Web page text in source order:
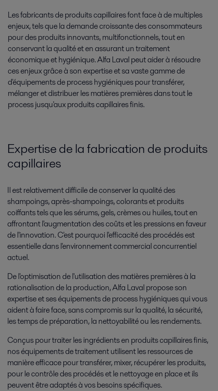
Les fabricants de produits capillaires font face à de multiples
enjeux, tels que la demande croissante des consommateurs
pour des produits innovants, multifonctionnels, tout en
conservant la qualité et en assurant un traitement
économique et hygiénique. Alfa Laval peut aider à résoudre
ces enjeux grâce à son expertise et sa vaste gamme de
d'équipements de process hygiéniques pour transférer,
mélanger et distribuer les matières premières dans tout le
process jusqu'aux produits capillaires finis.
Expertise de la fabrication de produits
capillaires
Il est relativement difficile de conserver la qualité des
shampoings, après-shampoings, colorants et produits
coiffants tels que les sérums, gels, crèmes ou huiles, tout en
affrontant l'augmentation des coûts et les pressions en faveur
de l'innovation. C'est pourquoi l'efficacité des procédés est
essentielle dans l'environnement commercial concurrentiel
actuel.
De l'optimisation de l'utilisation des matières premières à la
rationalisation de la production, Alfa Laval propose son
expertise et ses équipements de process hygiéniques qui vous
aident à faire face, sans compromis sur la qualité, la sécurité,
les temps de préparation, la nettoyabilité ou les rendements.
Conçus pour traiter les ingrédients en produits capillaires finis,
nos équipements de traitement utilisent les ressources de
manière efficace pour transférer, mixer, récupérer les produits,
pour le contrôle des procédés et le nettoyage en place et ils
peuvent être adaptés à vos besoins spécifiques.